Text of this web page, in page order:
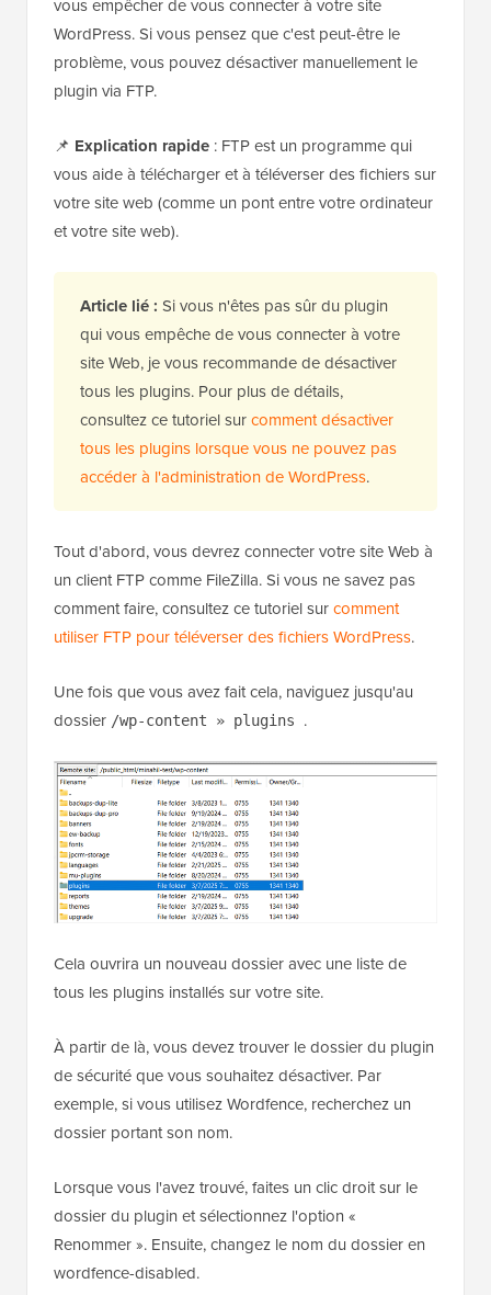
vous empêcher de vous connecter à votre site
WordPress. Si vous pensez que c'est peut-être le
problème, vous pouvez désactiver manuellement le
plugin via FTP.
📌 Explication rapide : FTP est un programme qui
vous aide à télécharger et à téléverser des fichiers sur
votre site web (comme un pont entre votre ordinateur
et votre site web).
Article lié : Si vous n'êtes pas sûr du plugin
qui vous empêche de vous connecter à votre
site Web, je vous recommande de désactiver
tous les plugins. Pour plus de détails,
consultez ce tutoriel surcomment désactiver
tous les plugins lorsque vous ne pouvez pas
accéder à l'administration de WordPress.
Tout d'abord, vous devrez connecter votre site Web à
un client FTP comme FileZilla. Si vous ne savez pas
comment faire, consultez ce tutoriel surcomment
utiliser FTP pour téléverser des fichiers WordPress.
Une fois que vous avez fait cela, naviguez jusqu'au
dossier /wp-content » plugins .
Cela ouvrira un nouveau dossier avec une liste de
tous les plugins installés sur votre site.
À partir de là, vous devez trouver le dossier du plugin
de sécurité que vous souhaitez désactiver. Par
exemple, si vous utilisez Wordfence, recherchez un
dossier portant son nom.
Lorsque vous l'avez trouvé, faites un clic droit sur le
dossier du plugin et sélectionnez l'option «
Renommer ». Ensuite, changez le nom du dossier en
wordfence-disabled.